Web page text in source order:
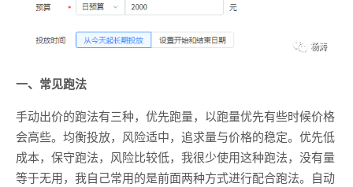
一、常见跑法
手动出价的跑法有三种，优先跑量，以跑量优先有些时候价格
会高些。均衡投放，风险适中，追求量与价格的稳定。优先低
成本，保守跑法，风险比较低，我很少使用这种跑法，没有量
等于无用，我自己常用的是前面两种方式进行配合跑法。自动